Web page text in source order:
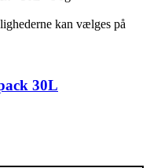
kan vælges på
30L